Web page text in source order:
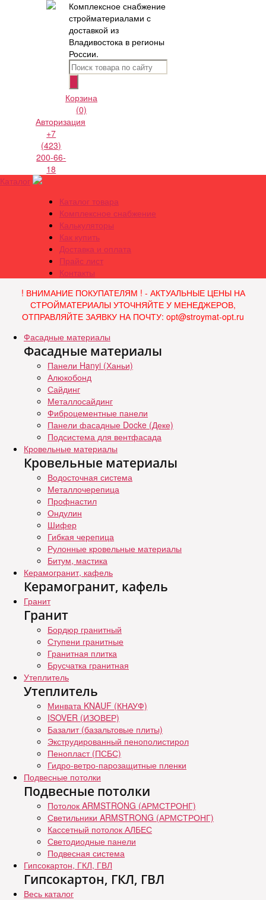
Комплексное снабжение
стройматериалами с
доставкой из
Владивостока в регионы
России.
Корзина
(0)
Авторизация
+7
(423)
200-66-
18
Каталог
Каталог товара
Комплексное снабжение
Калькуляторы
Как купить
Доставка и оплата
Прайс лист
Контакты
! ВНИМАНИЕ ПОКУПАТЕЛЯМ ! - АКТУАЛЬНЫЕ ЦЕНЫ НА
СТРОЙМАТЕРИАЛЫ УТОЧНЯЙТЕ У МЕНЕДЖЕРОВ,
ОТПРАВЛЯЙТЕ ЗАЯВКУ НА ПОЧТУ: opt@stroymat-opt.ru
Фасадные материалы
Фасадные материалы
Панели Hanyi (Ханьи)
Алюкобонд
Сайдинг
Металлосайдинг
Фиброцементные панели
Панели фасадные Docke (Деке)
Подсистема для вентфасада
Кровельные материалы
Кровельные материалы
Водосточная система
Металлочерепица
Профнастил
Ондулин
Шифер
Гибкая черепица
Рулонные кровельные материалы
Битум, мастика
Керамогранит, кафель
Керамогранит, кафель
Гранит
Гранит
Бордюр гранитный
Ступени гранитные
Гранитная плитка
Брусчатка гранитная
Утеплитель
Утеплитель
Минвата KNAUF (КНАУФ)
ISOVER (ИЗОВЕР)
Базалит (базальтовые плиты)
Экструдированный пенополистирол
Пенопласт (ПСБС)
Гидро-ветро-парозащитные пленки
Подвесные потолки
Подвесные потолки
Потолок ARMSTRONG (АРМСТРОНГ)
Светильники ARMSTRONG (АРМСТРОНГ)
Кассетный потолок АЛБЕС
Светодиодные панели
Подвесная система
Гипсокартон, ГКЛ, ГВЛ
Гипсокартон, ГКЛ, ГВЛ
Весь каталог